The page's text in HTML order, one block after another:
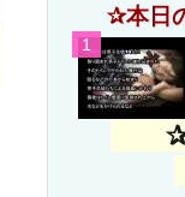
✰本日
✰